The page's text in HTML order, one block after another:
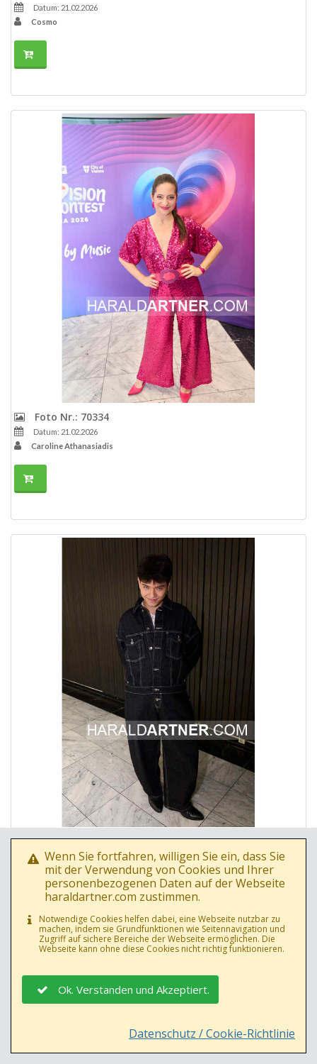
Datum: 21.02.2026
Cosmo
Foto Nr.: 70334
Datum: 21.02.2026
Caroline Athanasiadis
Foto Nr.: 70335
Datum: 21.02.2026
Johannes Pietsch (JJ)
Wenn Sie fortfahren, willigen Sie ein, dass Sie
mit der Verwendung von Cookies und Ihrer
personenbezogenen Daten auf der Webseite
haraldartner.com zustimmen.
Notwendige Cookies helfen dabei, eine Webseite nutzbar zu
machen, indem sie Grundfunktionen wie Seitennavigation und
Zugriff auf sichere Bereiche der Webseite ermöglichen. Die
Webseite kann ohne diese Cookies nicht richtig funktionieren.
Ok. Verstanden und Akzeptiert.
Datenschutz / Cookie-Richtlinie